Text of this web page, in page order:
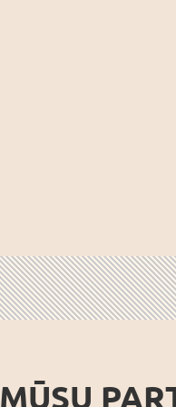
MŪSU